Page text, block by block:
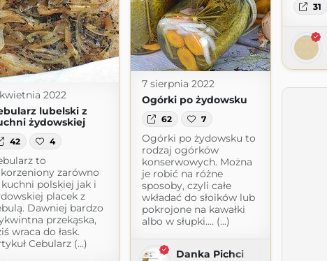
31
7 sierpnia 2022
Ogórki po żydowsku
62 7
Ogórki po żydowsku to
rodzaj ogórków
konserwowych. Można
je robić na różne
sposoby, czyli całe
wkładać do słoików lub
pokrojone na kawałki
albo w słupki.… (...)
Danka Pichci
2022
lubelski z
żydowskiej
42 4
to
zarówno
polskiej jak i
placek z
Dawniej bardzo
przekąska,
wraca do łask.
Cebularz (...)